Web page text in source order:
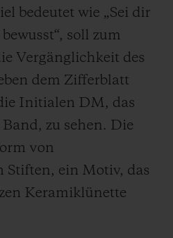
bedeutet wie „Sei dir
soll zum
Vergänglichkeit des
dem Zifferblatt
Initialen DM, das
zu sehen. Die
von
Stiften, ein Motiv, das
Keramiklünette